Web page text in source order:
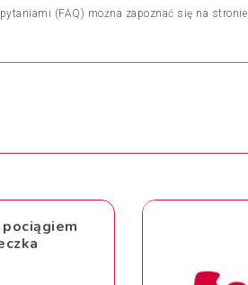
(FAQ) można zapoznać się na stronie